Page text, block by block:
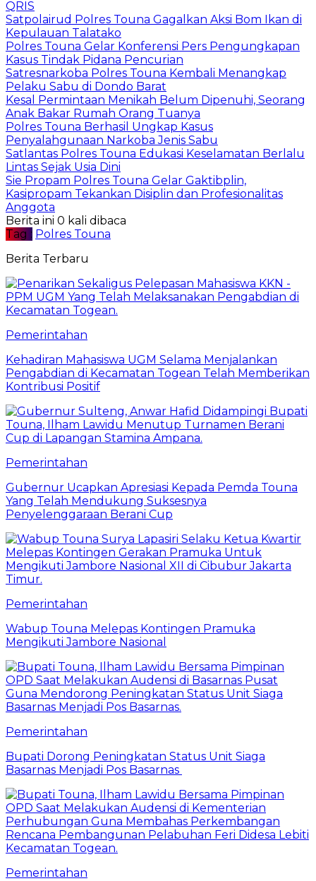
QRIS
Satpolairud Polres Touna Gagalkan Aksi Bom Ikan di
Kepulauan Talatako
Polres Touna Gelar Konferensi Pers Pengungkapan
Kasus Tindak Pidana Pencurian
Satresnarkoba Polres Touna Kembali Menangkap
Pelaku Sabu di Dondo Barat
Kesal Permintaan Menikah Belum Dipenuhi, Seorang
Anak Bakar Rumah Orang Tuanya
Polres Touna Berhasil Ungkap Kasus
Penyalahgunaan Narkoba Jenis Sabu
Satlantas Polres Touna Edukasi Keselamatan Berlalu
Lintas Sejak Usia Dini
Sie Propam Polres Touna Gelar Gaktibplin,
Kasipropam Tekankan Disiplin dan Profesionalitas
Anggota
Berita ini 0 kali dibaca
Tag : Polres Touna
Berita Terbaru
Pemerintahan
Kehadiran Mahasiswa UGM Selama Menjalankan
Pengabdian di Kecamatan Togean Telah Memberikan
Kontribusi Positif
Pemerintahan
Gubernur Ucapkan Apresiasi Kepada Pemda Touna
Yang Telah Mendukung Suksesnya
Penyelenggaraan Berani Cup
Pemerintahan
Wabup Touna Melepas Kontingen Pramuka
Mengikuti Jambore Nasional
Pemerintahan
Bupati Dorong Peningkatan Status Unit Siaga
Basarnas Menjadi Pos Basarnas
Pemerintahan